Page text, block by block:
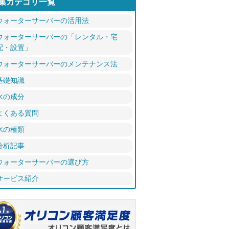
ォーターサーバーの活用法
ォーターサーバーの「レンタル・宅
・設置」
ォーターサーバーのメンテナンス法
礎知識
の成分
くある質問
の種類
析記事
ォーターサーバーの選び方
ービス紹介